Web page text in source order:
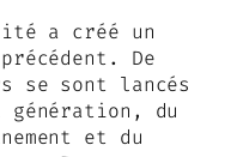
a créé un
De
se sont lancés
du
et du